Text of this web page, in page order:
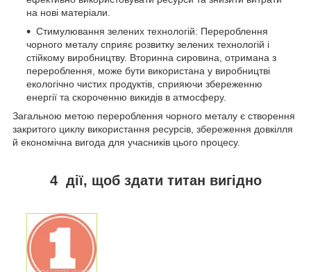
на нові матеріали.
Стимулювання зелених технологій: Перероблення
чорного металу сприяє розвитку зелених технологій і
стійкому виробництву. Вторинна сировина, отримана з
перероблення, може бути використана у виробництві
екологічно чистих продуктів, сприяючи збереженню
енергії та скороченню викидів в атмосферу.
Загальною метою перероблення чорного металу є створення
закритого циклу використання ресурсів, збереження довкілля
й економічна вигода для учасників цього процесу.
4 дії, щоб здати титан вигідно